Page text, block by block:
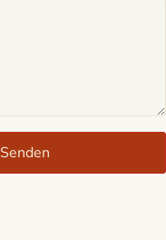
Senden